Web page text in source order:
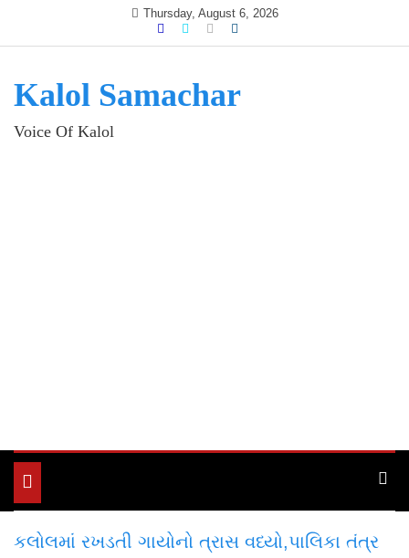
Thursday, August 6, 2026
Kalol Samachar
Voice Of Kalol
Toggle
navigation
કલોલમાં રખડતી ગાયોનો ત્રાસ વધ્યો,પાલિકા તંત્ર